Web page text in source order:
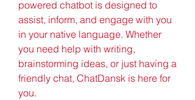
powered chatbot is designed to
assist, inform, and engage with you
in your native language. Whether
you need help with writing,
brainstorming ideas, or just having a
friendly chat, ChatDansk is here for
you.